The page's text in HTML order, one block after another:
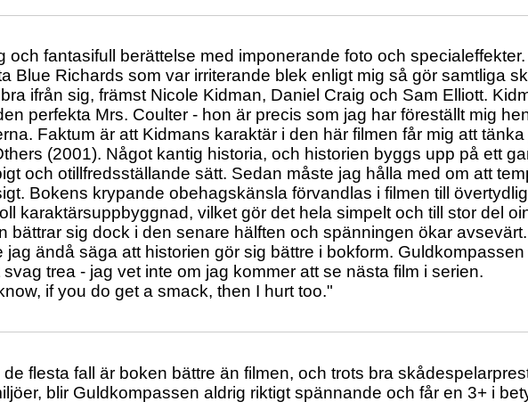
och fantasifull berättelse med imponerande foto och
Blue Richards som var irriterande blek enligt mig så gör samtliga
ifrån sig, främst Nicole Kidman, Daniel Craig och Sam Elliott.
perfekta Mrs. Coulter - hon är precis som jag har föreställt mig
Faktum är att Kidmans karaktär i den här filmen får mig att
(2001). Något kantig historia, och historien byggs upp på ett
och otillfredsställande sätt. Sedan måste jag hålla med om att
Bokens krypande obehagskänsla förvandlas i filmen till
karaktärsuppbyggnad, vilket gör det hela simpelt och till stor del
bättrar sig dock i den senare hälften och spänningen ökar
jag ändå säga att historien gör sig bättre i bokform.
svag trea - jag vet inte om jag kommer att se nästa film i serien.
if you do get a smack, then I hurt too."
de flesta fall är boken bättre än filmen, och trots bra
blir Guldkompassen aldrig riktigt spännande och får en 3+ i